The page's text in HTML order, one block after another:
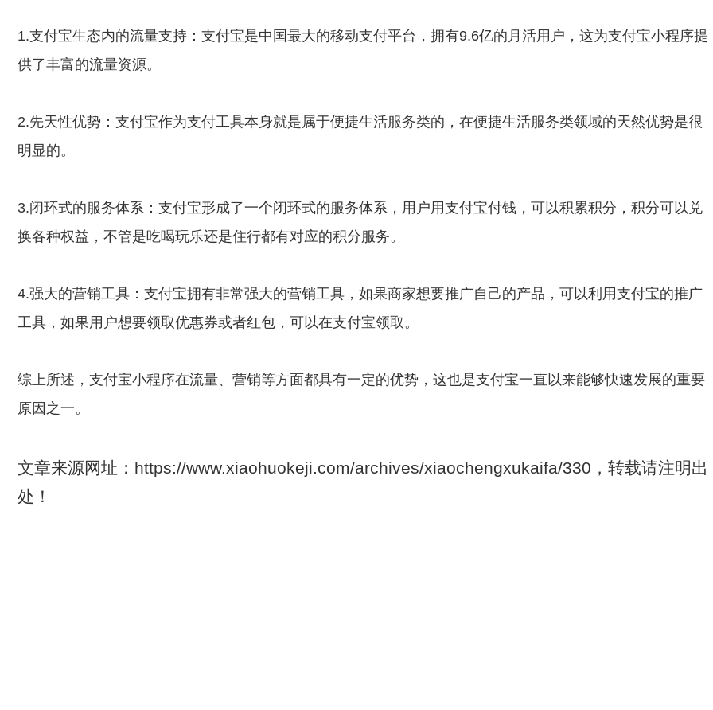
1.支付宝生态内的流量支持：支付宝是中国最大的移动支付平台，拥有9.6亿的月活用户，这为支付宝小程序提
供了丰富的流量资源。
2.先天性优势：支付宝作为支付工具本身就是属于便捷生活服务类的，在便捷生活服务类领域的天然优势是很
明显的。
3.闭环式的服务体系：支付宝形成了一个闭环式的服务体系，用户用支付宝付钱，可以积累积分，积分可以兑
换各种权益，不管是吃喝玩乐还是住行都有对应的积分服务。
4.强大的营销工具：支付宝拥有非常强大的营销工具，如果商家想要推广自己的产品，可以利用支付宝的推广
工具，如果用户想要领取优惠券或者红包，可以在支付宝领取。
综上所述，支付宝小程序在流量、营销等方面都具有一定的优势，这也是支付宝一直以来能够快速发展的重要
原因之一。
文章来源网址：https://www.xiaohuokeji.com/archives/xiaochengxukaifa/330，转载请注明出
处！